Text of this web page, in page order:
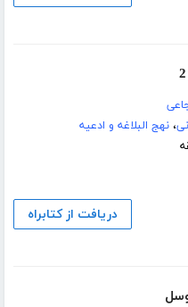
،نهج البلاغه و ادعیه
دریافت از کتابراه